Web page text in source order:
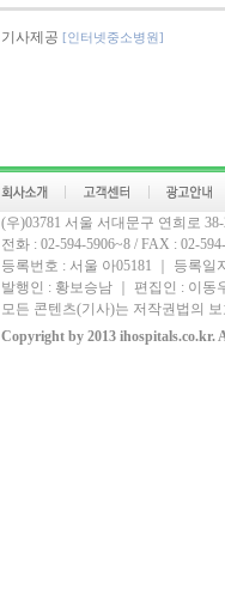
기사제공 [인터넷중소병원]
(우)03781 서울 서대문구 연희로
전화 : 02-594-5906~8 / FAX : 02-
등록번호 : 서울 아05181 ｜ 등록일
발행인 : 황보승남 ｜ 편집인 : 이동
모든 콘텐츠(기사)는 저작권법의
Copyright by 2013 ihospitals.co.kr.